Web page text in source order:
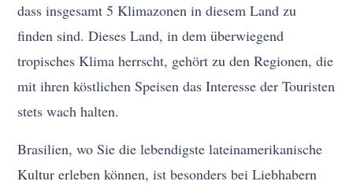
dass insgesamt 5 Klimazonen in diesem Land zu
finden sind. Dieses Land, in dem überwiegend
tropisches Klima herrscht, gehört zu den Regionen, die
mit ihren köstlichen Speisen das Interesse der Touristen
stets wach halten.
Brasilien, wo Sie die lebendigste lateinamerikanische
Kultur erleben können, ist besonders bei Liebhabern